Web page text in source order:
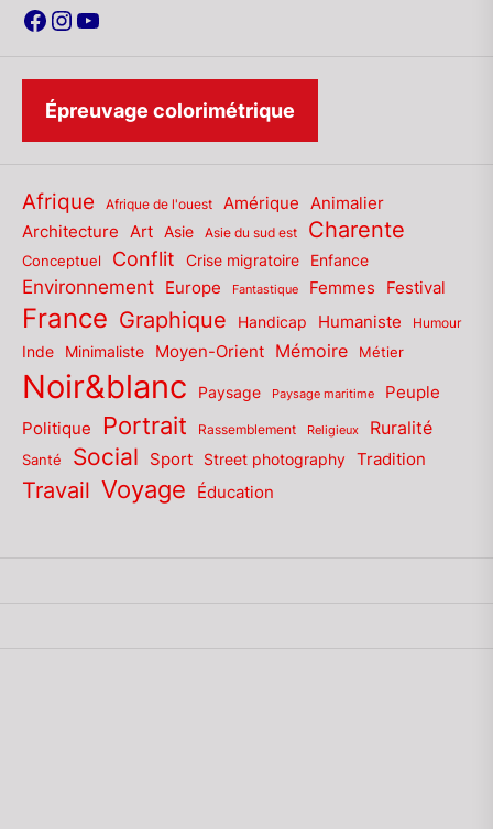
Facebook
Instagram
YouTube
Épreuvage colorimétrique
Afrique Afrique de l'ouest Amérique Animalier
Architecture
Art Asie Asie du sud est Charente
Conceptuel Conflit Crise migratoire Enfance
Environnement Europe Fantastique Femmes Festival
France Graphique Handicap Humaniste Humour
Inde Minimaliste Moyen-Orient Mémoire Métier
Noir&blanc Paysage Paysage maritime Peuple
Politique Portrait Rassemblement Religieux Ruralité
Santé Social Sport Street photography Tradition
Travail Voyage Éducation